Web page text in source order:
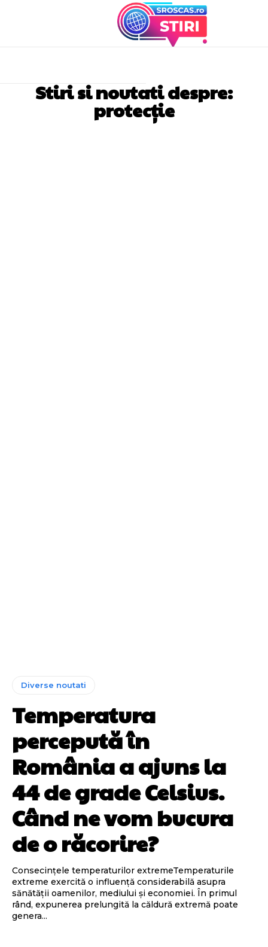
Stiri si noutati despre:
protecție
Diverse noutati
Temperatura
percepută în
România a ajuns la
44 de grade Celsius.
Când ne vom bucura
de o răcorire?
Consecințele temperaturilor extremeTemperaturile
extreme exercită o influență considerabilă asupra
sănătății oamenilor, mediului și economiei. În primul
rând, expunerea prelungită la căldură extremă poate
genera...